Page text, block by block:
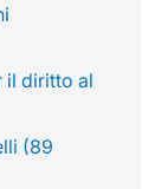
il diritto al
(89